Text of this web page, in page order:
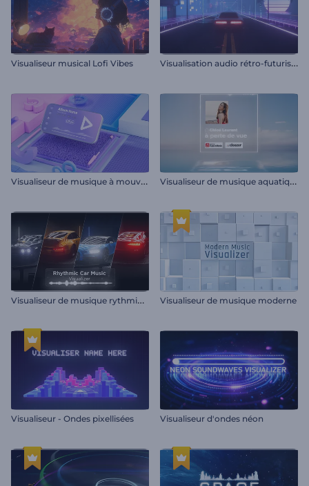
Visualiseur musical Lofi Vibes V
isualisation audio rétro-futuriste
V
isualiseur de musique à mouvement cinétique V
isualiseur de musique aquatique
V
isualiseur de musique rythmique de voiture Visualiseur de musique moderne
Visualiseur - Ondes pixellisées Visualiseur d'ondes néon